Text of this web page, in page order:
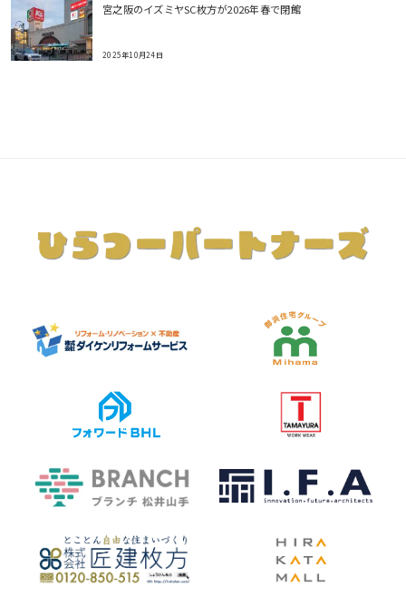
宮之阪のイズミヤSC枚方が2026年春で閉館
2025年10月24日